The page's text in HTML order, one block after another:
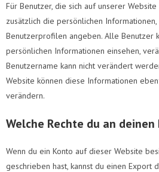
Für Benutzer, die sich auf unserer
zusätzlich die persönlichen
Benutzerprofilen angeben. Alle Benutzer
persönlichen Informationen einsehen,
Benutzername kann nicht verändert
Website können diese Informationen
verändern.
Welche Rechte du an
Wenn du ein Konto auf dieser Website
geschrieben hast, kannst du einen Export